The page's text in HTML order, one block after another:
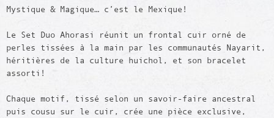
Mystique & Magique… c’est le Mexique!
Le Set Duo Ahorasi réunit un frontal cuir orné de
perles tissées à la main par les communautés Nayarit,
héritières de la culture huichol, et son bracelet
assorti!
Chaque motif, tissé selon un savoir-faire ancestral
puis cousu sur le cuir, crée une pièce exclusive,